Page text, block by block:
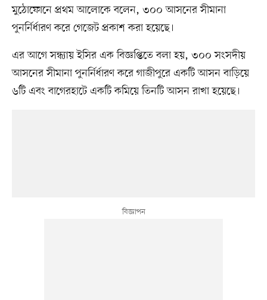
মুঠোফোনে প্রথম আলোকে বলেন, ৩০০ আসনের সীমানা
পুনর্নির্ধারণ করে গেজেট প্রকাশ করা হয়েছে।
এর আগে সন্ধ্যায় ইসির এক বিজ্ঞপ্তিতে বলা হয়, ৩০০ সংসদীয়
আসনের সীমানা পুনর্নির্ধারণ করে গাজীপুরে একটি আসন বাড়িয়ে
৬টি এবং বাগেরহাটে একটি কমিয়ে তিনটি আসন রাখা হয়েছে।